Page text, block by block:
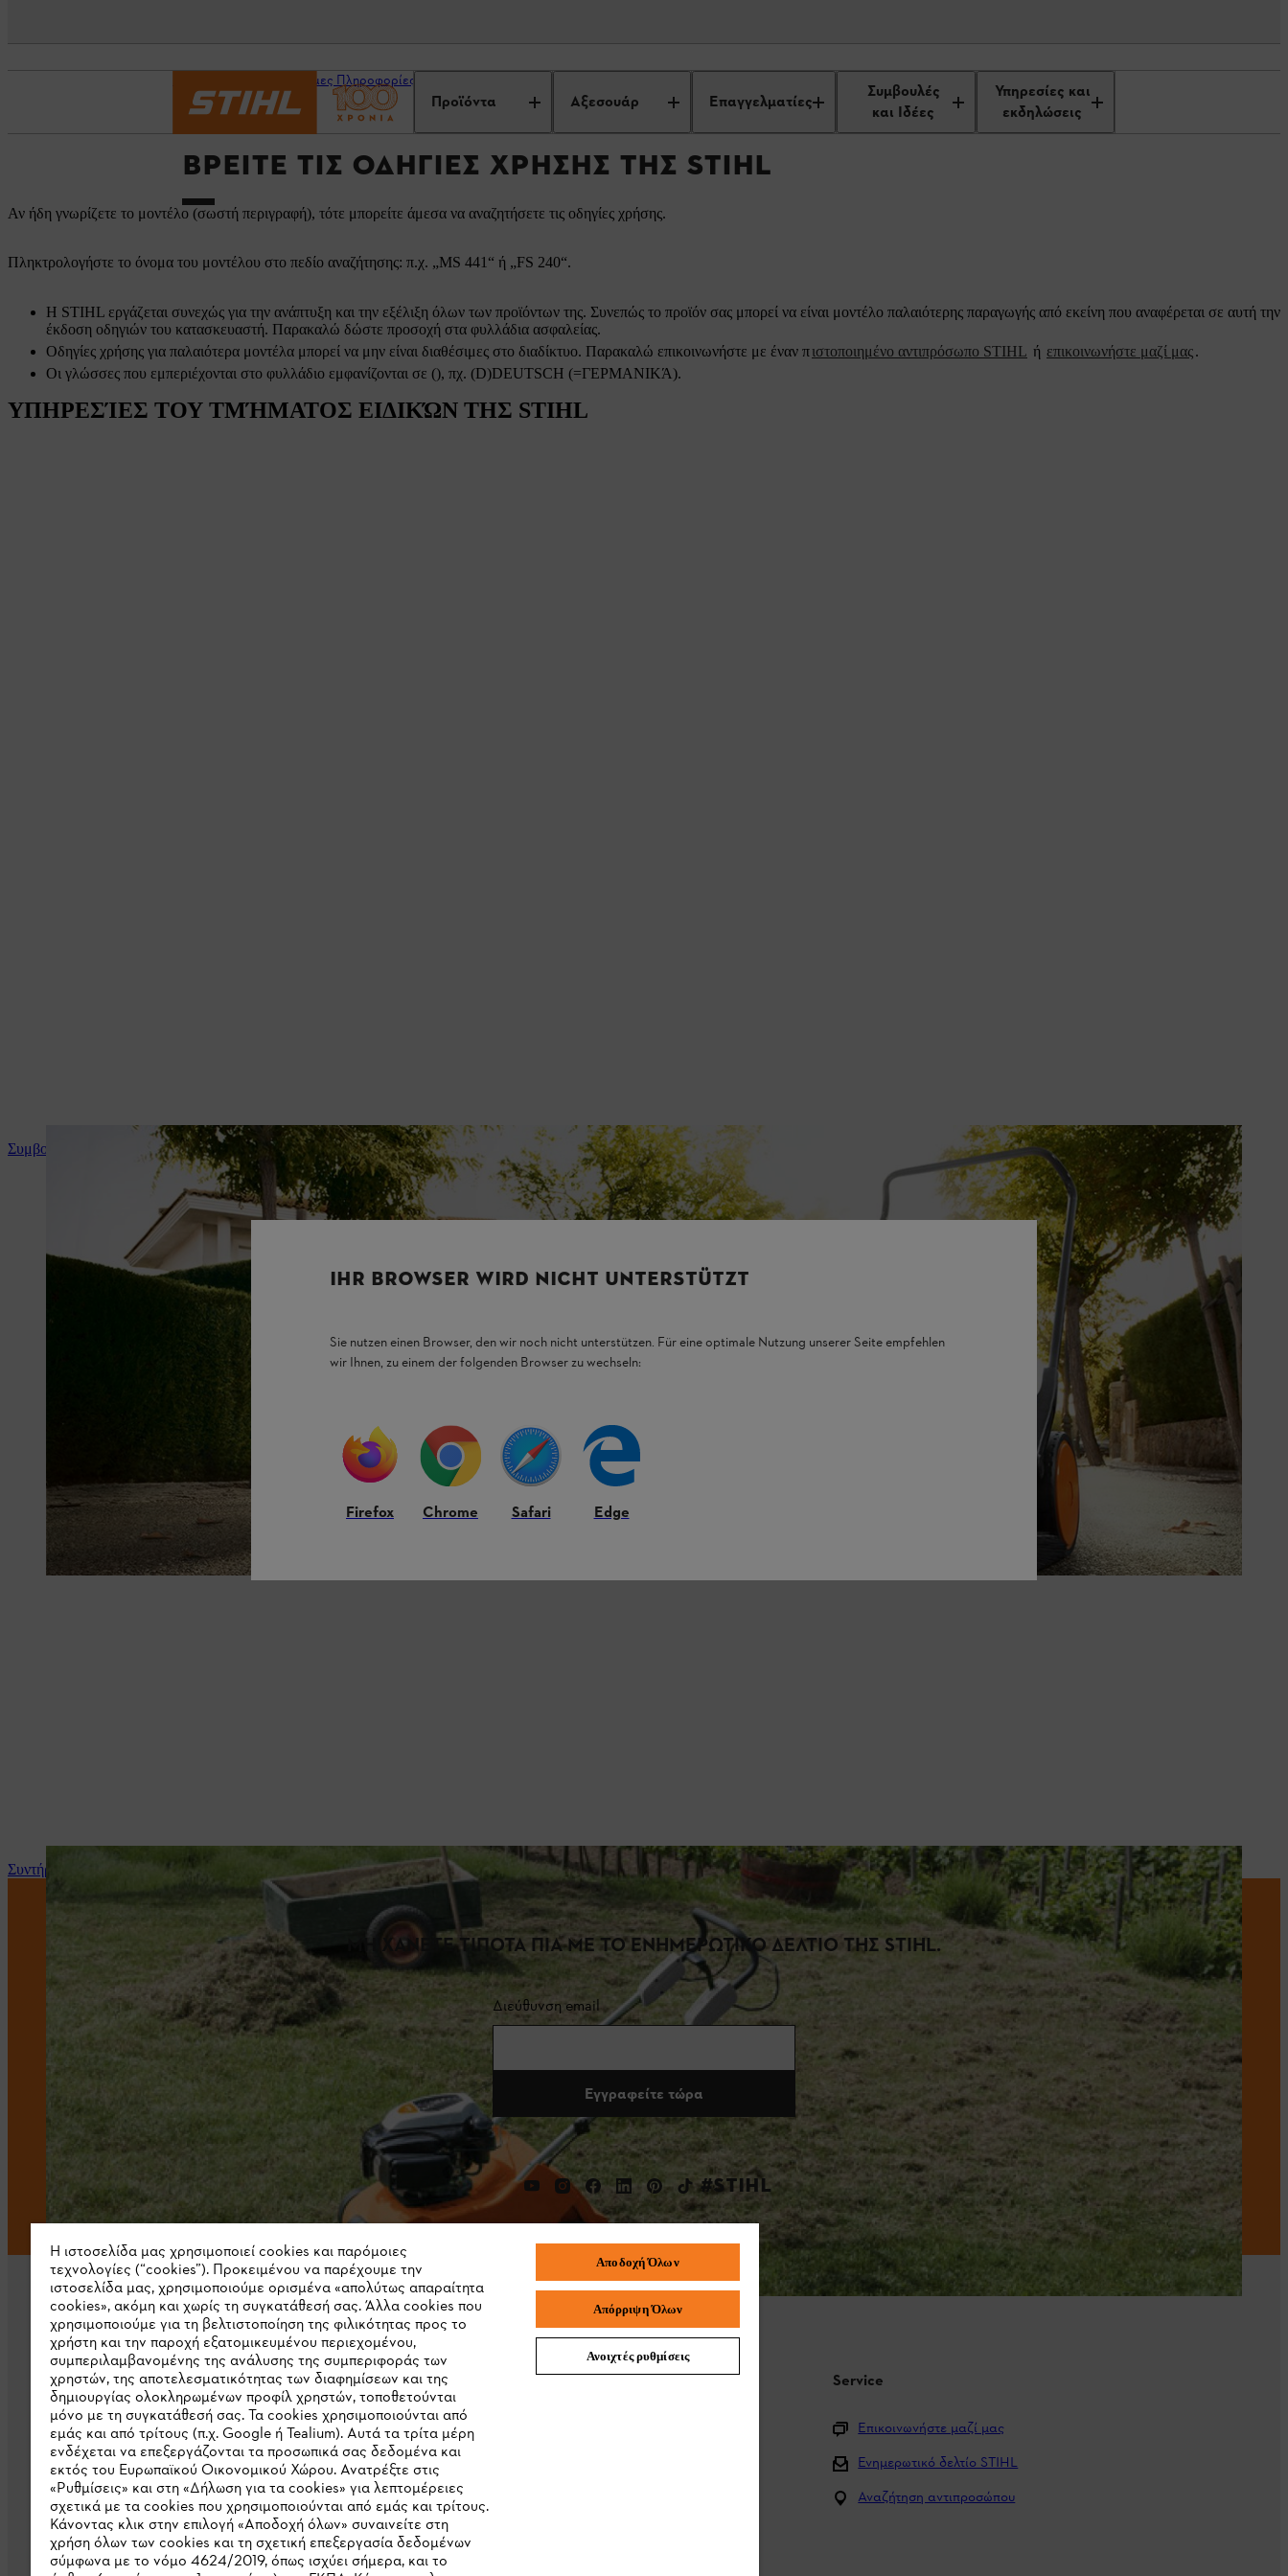
Προϊόντα Αξεσουάρ Επαγγελματίες
Συμβουλές
και Ιδέες
Υπηρεσίες και
εκδηλώσεις
Χρήσιμες Πληροφορίες
ΒΡΕΊΤΕ ΤΙΣ ΟΔΗΓΊΕΣ ΧΡΉΣΗΣ ΤΗΣ STIHL
Αν ήδη γνωρίζετε το μοντέλο (σωστή περιγραφή), τότε μπορείτε άμεσα να αναζητήσετε τις οδηγίες χρήσης.
Πληκτρολογήστε το όνομα του μοντέλου στο πεδίο αναζήτησης: π.χ. „MS 441“ ή „FS 240“.
Η STIHL εργάζεται συνεχώς για την ανάπτυξη και την εξέλιξη όλων των προϊόντων της. Συνεπώς το προϊόν σας μπορεί να είναι μοντέλο παλαιότερης παραγωγής από εκείνη που αναφέρεται σε αυτή την
έκδοση οδηγιών του κατασκευαστή. Παρακαλώ δώστε προσοχή στα φυλλάδια ασφαλείας.
Οδηγίες χρήσης για παλαιότερα μοντέλα μπορεί να μην είναι διαθέσιμες στο διαδίκτυο. Παρακαλώ επικοινωνήστε με έναν πιστοποιημένο αντιπρόσωπο STIHL ή επικοινωνήστε μαζί μας.
Οι γλώσσες που εμπεριέχονται στο φυλλάδιο εμφανίζονται σε (), πχ. (D)DEUTSCH (=ΓΕΡΜΑΝΙΚΆ).
ΥΠΗΡΕΣΊΕΣ ΤΟΥ ΤΜΉΜΑΤΟΣ ΕΙΔΙΚΏΝ ΤΗΣ STIHL
Συμβουλές και οδηγίες για το προϊόν
Συντήρηση και επισκευή
ΜΗ ΧΑΝΕΤΕ ΤΙΠΟΤΑ ΠΙΑ ΜΕ ΤΟ ΕΝΗΜΕΡΩΤΙΚΟ ΔΕΛΤΙΟ ΤΗΣ STIHL.
Διεύθυνση email
Εγγραφείτε τώρα
#STIHL
Εταιρεία
Σχετικά με εμάς
Λήψη καταλόγου
Γραμμή ακεραιότητας STIHL
STIHL Συχνές ερωτήσεις Service
Επικοινωνήστε μαζί μας
Ενημερωτικό δελτίο STIHL
Αναζήτηση αντιπροσώπου
IHR BROWSER WIRD NICHT UNTERSTÜTZT
Sie nutzen einen Browser, den wir noch nicht unterstützen. Für eine optimale Nutzung unserer Seite empfehlen
wir Ihnen, zu einem der folgenden Browser zu wechseln:
Firefox Chrome Safari Edge
Η ιστοσελίδα μας χρησιμοποιεί cookies και παρόμοιες
τεχνολογίες (“cookies”). Προκειμένου να παρέχουμε την
ιστοσελίδα μας, χρησιμοποιούμε ορισμένα «απολύτως απαραίτητα
cookies», ακόμη και χωρίς τη συγκατάθεσή σας. Άλλα cookies που
χρησιμοποιούμε για τη βελτιστοποίηση της φιλικότητας προς το
χρήστη και την παροχή εξατομικευμένου περιεχομένου,
συμπεριλαμβανομένης της ανάλυσης της συμπεριφοράς των
χρηστών, της αποτελεσματικότητας των διαφημίσεων και της
δημιουργίας ολοκληρωμένων προφίλ χρηστών, τοποθετούνται
μόνο με τη συγκατάθεσή σας. Τα cookies χρησιμοποιούνται από
εμάς και από τρίτους (π.χ. Google ή Tealium). Αυτά τα τρίτα μέρη
ενδέχεται να επεξεργάζονται τα προσωπικά σας δεδομένα και
εκτός του Ευρωπαϊκού Οικονομικού Χώρου. Ανατρέξτε στις
«Ρυθμίσεις» και στη «Δήλωση για τα cookies» για λεπτομέρειες
σχετικά με τα cookies που χρησιμοποιούνται από εμάς και τρίτους.
Κάνοντας κλικ στην επιλογή «Αποδοχή όλων» συναινείτε στη
χρήση όλων των cookies και τη σχετική επεξεργασία δεδομένων
σύμφωνα με το νόμο 4624/2019, όπως ισχύει σήμερα, και το
Αποδοχή Όλων
Απόρριψη Όλων
Ανοιχτές ρυθμίσεις